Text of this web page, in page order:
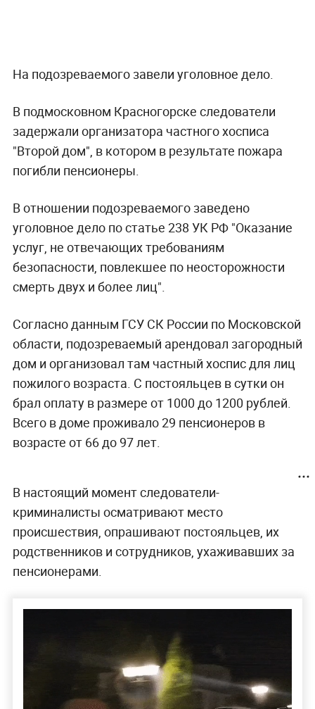
На подозреваемого завели уголовное дело.
В подмосковном Красногорске следователи
задержали организатора частного хосписа
"Второй дом", в котором в результате пожара
погибли пенсионеры.
В отношении подозреваемого заведено
уголовное дело по статье 238 УК РФ "Оказание
услуг, не отвечающих требованиям
безопасности, повлекшее по неосторожности
смерть двух и более лиц".
Согласно данным ГСУ СК России по Московской
области, подозреваемый арендовал загородный
дом и организовал там частный хоспис для лиц
пожилого возраста. С постояльцев в сутки он
брал оплату в размере от 1000 до 1200 рублей.
Всего в доме проживало 29 пенсионеров в
возрасте от 66 до 97 лет.
В настоящий момент следователи-
криминалисты осматривают место
происшествия, опрашивают постояльцев, их
родственников и сотрудников, ухаживавших за
пенсионерами.